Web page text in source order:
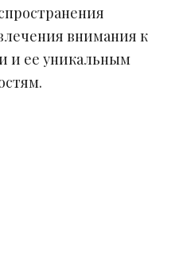
внимания к
и ее уникальным